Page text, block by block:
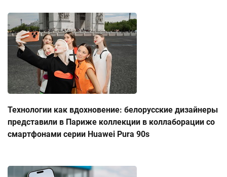
Технологии как вдохновение: белорусские дизайнеры
представили в Париже коллекции в коллаборации со
смартфонами серии Huawei Pura 90s